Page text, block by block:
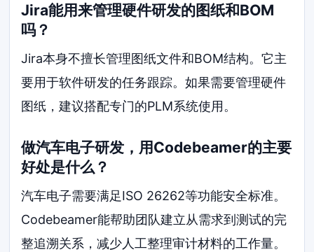
Jira能用来管理硬件研发的图纸和BOM
吗？
Jira本身不擅长管理图纸文件和BOM结构。它主
要用于软件研发的任务跟踪。如果需要管理硬件
图纸，建议搭配专门的PLM系统使用。
做汽车电子研发，用Codebeamer的主要
好处是什么？
汽车电子需要满足ISO 26262等功能安全标准。
Codebeamer能帮助团队建立从需求到测试的完
整追溯关系，减少人工整理审计材料的工作量。